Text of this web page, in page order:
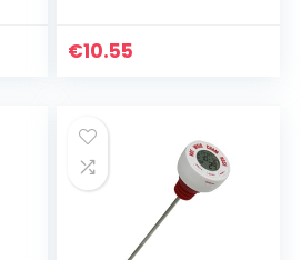
Stickers –
€10.55